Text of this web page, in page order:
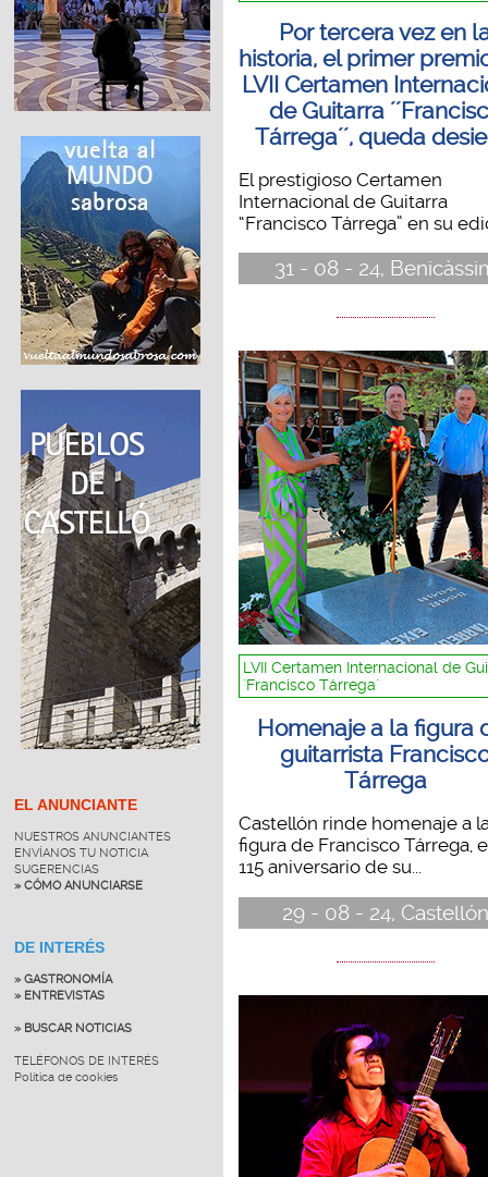
EL ANUNCIANTE
NUESTROS ANUNCIANTES
ENVÍANOS TU NOTICIA
SUGERENCIAS
» CÓMO ANUNCIARSE
DE INTERÉS
» GASTRONOMÍA
» ENTREVISTAS
» BUSCAR NOTICIAS
TELÉFONOS DE INTERÉS
Política de cookies
Por tercera vez en
historia, el primer
LVII Certamen
de Guitarra
Tárrega´´, queda
El prestigioso Certamen
Internacional de Guitarra
“Francisco Tárrega” en su
31 - 08 - 24,
LVII Certamen Internacional de
´Francisco Tárrega´
Homenaje a la figura
guitarrista
Tárrega
Castellón rinde homenaje a
figura de Francisco Tárrega,
115 aniversario de su...
29 - 08 - 24, Castellón